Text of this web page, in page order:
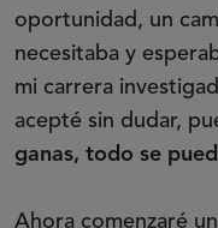
oportunidad, un
necesitaba y
mi carrera
acepté sin dudar,
ganas, todo se
Ahora comenzaré